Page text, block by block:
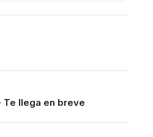
Te llega en breve